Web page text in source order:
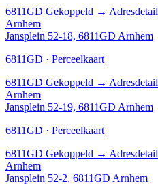
6811GD Gekoppeld →
Arnhem
Jansplein 52-18, 6811GD Arnhem
6811GD · Perceelkaart
6811GD Gekoppeld →
Arnhem
Jansplein 52-19, 6811GD Arnhem
6811GD · Perceelkaart
6811GD Gekoppeld →
Arnhem
Jansplein 52-2, 6811GD Arnhem